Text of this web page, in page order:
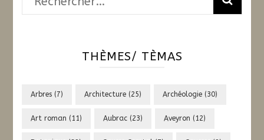
THÈMES/ TÈMAS
Arbres (7) Architecture (25) Archéologie (30)
Art roman (11) Aubrac (23) Aveyron (12)